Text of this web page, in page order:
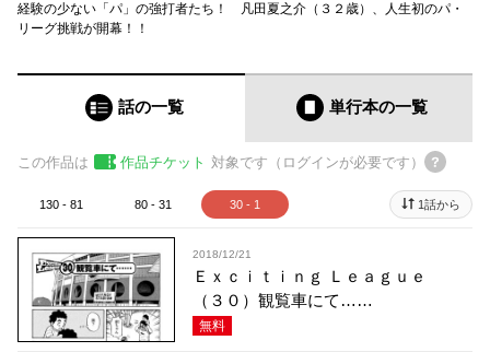
経験の少ない「パ」の強打者たち！ 凡田夏之介（３２歳）、人生初のパ・
リーグ挑戦が開幕！！
話の一覧 単行本の一覧
この作品は 作品チケット 対象です（ログインが必要です）
130 - 81 80 - 31 30 - 1 1話から
2018/12/21
Ｅｘｃｉｔｉｎｇ Ｌｅａｇｕｅ
（３０）観覧車にて……
無料